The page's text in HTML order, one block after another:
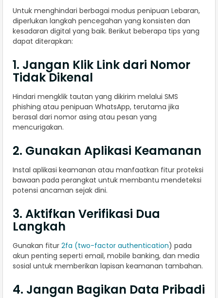
Untuk menghindari berbagai modus penipuan Lebaran,
diperlukan langkah pencegahan yang konsisten dan
kesadaran digital yang baik. Berikut beberapa tips yang
dapat diterapkan:
1. Jangan Klik Link dari Nomor
Tidak Dikenal
Hindari mengklik tautan yang dikirim melalui SMS
phishing atau penipuan WhatsApp, terutama jika
berasal dari nomor asing atau pesan yang
mencurigakan.
2. Gunakan Aplikasi Keamanan
Instal aplikasi keamanan atau manfaatkan fitur proteksi
bawaan pada perangkat untuk membantu mendeteksi
potensi ancaman sejak dini.
3. Aktifkan Verifikasi Dua
Langkah
Gunakan fitur 2fa (two-factor authentication) pada
akun penting seperti email, mobile banking, dan media
sosial untuk memberikan lapisan keamanan tambahan.
4. Jangan Bagikan Data Pribadi